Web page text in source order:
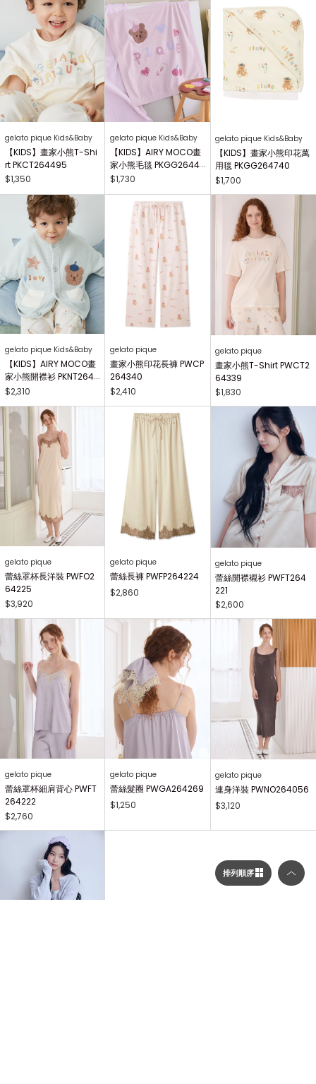
gelato pique Kids&Baby
【KIDS】畫家小熊T-Shi
rt PKCT264495
$1,350
gelato pique Kids&Baby
【KIDS】AIRY MOCO畫
家小熊毛毯 PKGG26441
7
$1,730
gelato pique Kids&Baby
【KIDS】畫家小熊印花萬
用毯 PKGG264740
$1,700
gelato pique Kids&Baby
【KIDS】AIRY MOCO畫
家小熊開襟衫 PKNT2644
63
$2,310
gelato pique
畫家小熊印花長褲 PWCP
264340
$2,410
gelato pique
畫家小熊T-Shirt PWCT2
64339
$1,830
gelato pique
蕾絲罩杯長洋裝 PWFO2
64225
$3,920
gelato pique
蕾絲長褲 PWFP264224
$2,860
gelato pique
蕾絲開襟襯衫 PWFT264
221
$2,600
gelato pique
蕾絲罩杯細肩背心 PWFT
264222
$2,760
gelato pique
蕾絲髮圈 PWGA264269
$1,250
gelato pique
連身洋裝 PWNO264056
$3,120
排列順序